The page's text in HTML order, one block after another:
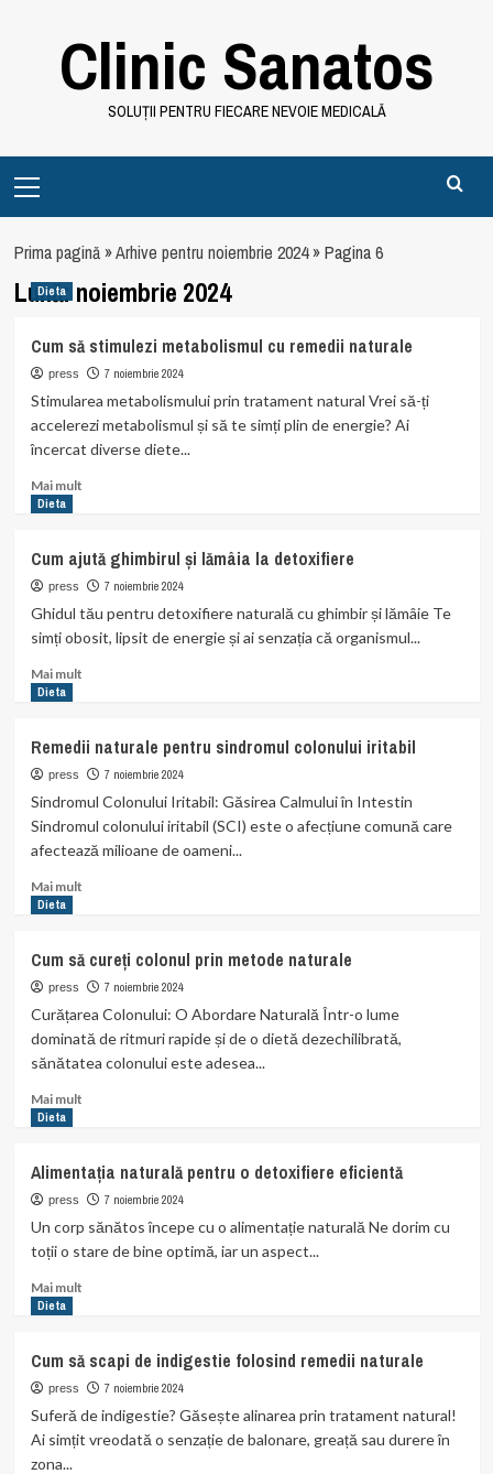
Clinic Sanatos
SOLUȚII PENTRU FIECARE NEVOIE MEDICALĂ
Menu
Prima pagină»Arhive pentru noiembrie 2024»Pagina 6
Lună:noiembrie 2024
Dieta
Cum să stimulezi metabolismul cu remedii naturale
press 7 noiembrie 2024
Stimularea metabolismului prin tratament natural Vrei să-ți
accelerezi metabolismul și să te simți plin de energie? Ai
încercat diverse diete...
Mai multRead
să
stimulezi
metabolismul
remedii
naturale
Dieta
Cum ajută ghimbirul și lămâia la detoxifiere
press 7 noiembrie 2024
Ghidul tău pentru detoxifiere naturală cu ghimbir și lămâie Te
simți obosit, lipsit de energie și ai senzația că organismul...
Mai multRead
ajută
ghimbirul
și
lămâia
detoxifiere
Dieta
Remedii naturale pentru sindromul colonului iritabil
press 7 noiembrie 2024
Sindromul Colonului Iritabil: Găsirea Calmului în Intestin
Sindromul colonului iritabil (SCI) este o afecțiune comună care
afectează milioane de oameni...
Mai multRead
naturale
pentru
sindromul
colonului
Dieta
Cum să cureți colonul prin metode naturale
press 7 noiembrie 2024
Curățarea Colonului: O Abordare Naturală Într-o lume
dominată de ritmuri rapide și de o dietă dezechilibrată,
sănătatea colonului este adesea...
Mai multRead
să
cureți
colonul
naturale
Dieta
Alimentația naturală pentru o detoxifiere eficientă
press 7 noiembrie 2024
Un corp sănătos începe cu o alimentație naturală Ne dorim cu
toții o stare de bine optimă, iar un aspect...
Mai multRead
naturală
pentru
o
detoxifiere
Dieta
Cum să scapi de indigestie folosind remedii naturale
press 7 noiembrie 2024
Suferă de indigestie? Găsește alinarea prin tratament natural!
Ai simțit vreodată o senzație de balonare, greață sau durere în
zona...